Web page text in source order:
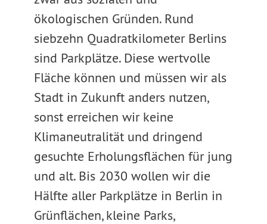
ökologischen Gründen. Rund
siebzehn Quadratkilometer Berlins
sind Parkplätze. Diese wertvolle
Fläche können und müssen wir als
Stadt in Zukunft anders nutzen,
sonst erreichen wir keine
Klimaneutralität und dringend
gesuchte Erholungsflächen für jung
und alt. Bis 2030 wollen wir die
Hälfte aller Parkplätze in Berlin in
Grünflächen, kleine Parks,